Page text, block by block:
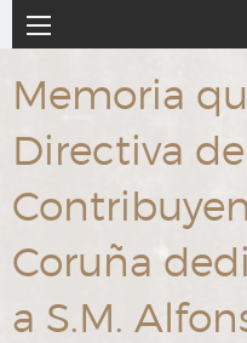
al
principal
Navegación
principal
Memoria
Directiva
Coruña
a S.M.